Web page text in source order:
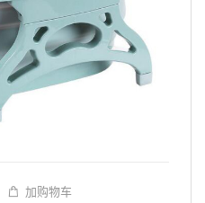
加购物车